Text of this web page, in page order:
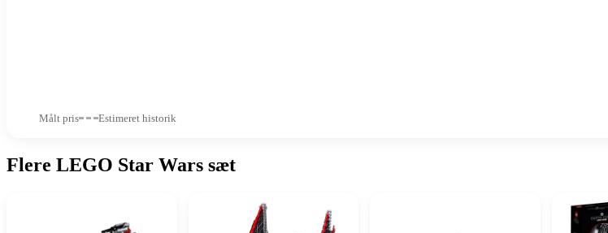
Målt pris Estimeret historik
Flere LEGO Star Wars sæt